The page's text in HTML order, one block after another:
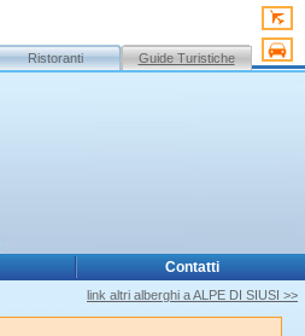
Ristoranti Guide Turistiche
Contatti
link altri alberghi a ALPE DI SIUSI >>